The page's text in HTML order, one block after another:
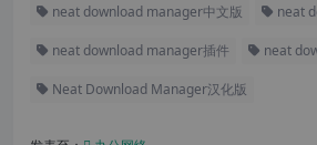
neat download manager中文版 neat
neat download manager插件 neat
Neat Download Manager汉化版